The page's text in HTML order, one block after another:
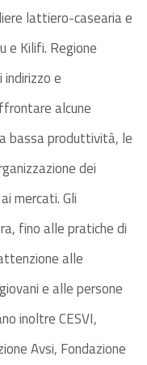
lattiero-casearia e
e Kilifi. Regione
e
alcune
bassa produttività, le
dei
mercati. Gli
fino alle pratiche di
alle
e alle persone
inoltre CESVI,
Avsi, Fondazione